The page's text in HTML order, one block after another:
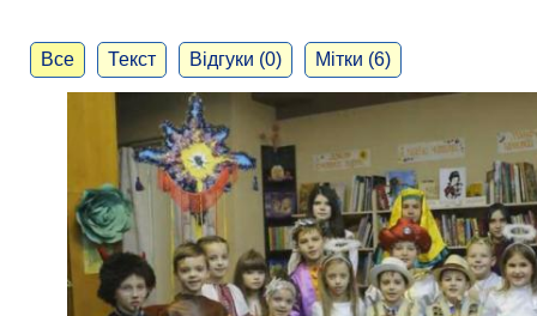
Все Текст Відгуки (0) Мітки (6)